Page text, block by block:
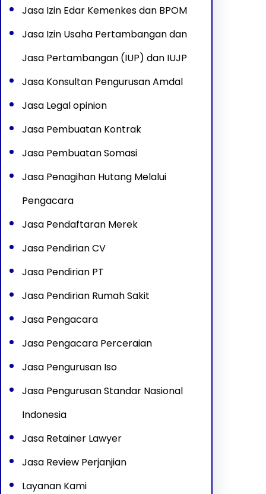
Jasa Izin Edar Kemenkes dan BPOM
Jasa Izin Usaha Pertambangan dan
Jasa Pertambangan (IUP) dan IUJP
Jasa Konsultan Pengurusan Amdal
Jasa Legal opinion
Jasa Pembuatan Kontrak
Jasa Pembuatan Somasi
Jasa Penagihan Hutang Melalui
Pengacara
Jasa Pendaftaran Merek
Jasa Pendirian CV
Jasa Pendirian PT
Jasa Pendirian Rumah Sakit
Jasa Pengacara
Jasa Pengacara Perceraian
Jasa Pengurusan Iso
Jasa Pengurusan Standar Nasional
Indonesia
Jasa Retainer Lawyer
Jasa Review Perjanjian
Layanan Kami